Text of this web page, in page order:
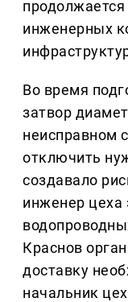
инженерных
Во время
затвор
неисправном
отключить
создавало
инженер цеха
Краснов
доставку
начальник